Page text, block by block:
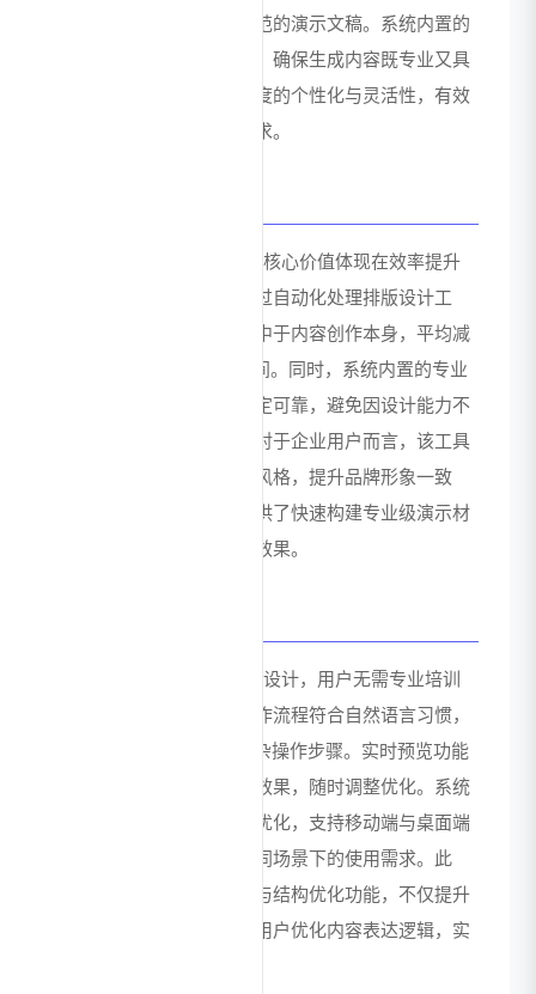
户也能制作出符合设计规范的演示文稿。系统内置的
行业知识库与设计规则库，确保生成内容既专业又具
视觉吸引力，同时保持高度的个性化与灵活性，有效
平衡了自动化与定制化需求。
ChatPPT_AI为用户创造的核心价值体现在效率提升
与质量保障两个维度。通过自动化处理排版设计工
作，用户可将时间精力集中于内容创作本身，平均减
少70%以上的PPT制作时间。同时，系统内置的专业
设计规范确保输出质量稳定可靠，避免因设计能力不
足导致的演示效果打折。对于企业用户而言，该工具
能够标准化团队演示文稿风格，提升品牌形象一致
性；对于个人用户，则提供了快速构建专业级演示材
料的能力，增强沟通表达效果。
ChatPPT_AI采用极简交互设计，用户无需专业培训
即可快速上手。对话式操作流程符合自然语言习惯，
减少了传统PPT软件的复杂操作步骤。实时预览功能
让用户能够直观把控最终效果，随时调整优化。系统
针对不同设备进行了适配优化，支持移动端与桌面端
无缝切换，满足用户在不同场景下的使用需求。此
外，工具提供的内容建议与结构优化功能，不仅提升
了制作效率，也间接帮助用户优化内容表达逻辑，实